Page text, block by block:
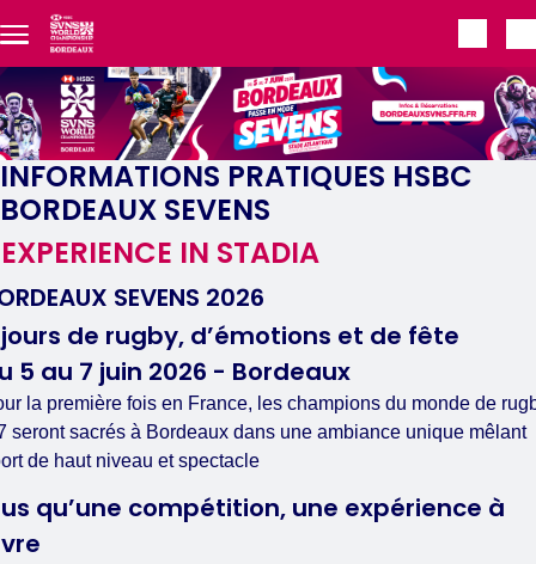
Aller au contenu principal
INFORMATIONS PRATIQUES HSBC
BORDEAUX SEVENS
IN STADIA
SEVENS 2026
de rugby, d’émotions et de fête
5 au 7 juin 2026 - Bordeaux
la première fois en France, les champions du monde de
seront sacrés à Bordeaux dans une ambiance unique mêlant
de haut niveau et spectacle
qu’une compétition, une expérience à